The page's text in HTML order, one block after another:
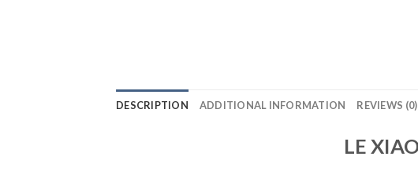
DESCRIPTION ADDITIONAL INFORMATION REVIEWS (0)
LE